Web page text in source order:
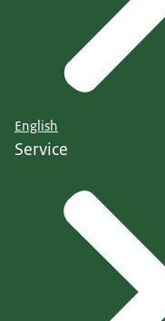
English
Service